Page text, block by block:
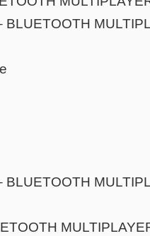
BLUETOOTH
BLUETOOTH